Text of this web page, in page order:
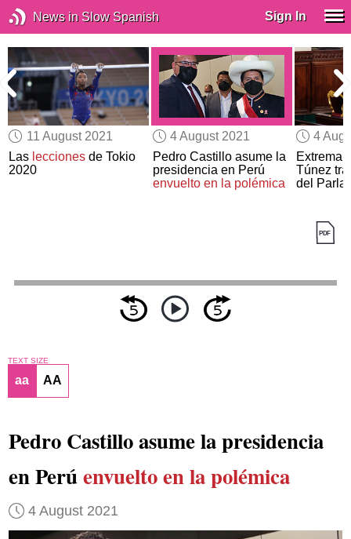
News in Slow Spanish Sign In
11 August 2021
Las lecciones de Tokio
2020
4 August 2021
Pedro Castillo asume la
presidencia en Perú
envuelto en la polémica
4
Extrema
Túnez
del
TEXT SIZE
aa AA
Pedro Castillo asume la presidencia
en Perúenvuelto en la polémica
4 August 2021